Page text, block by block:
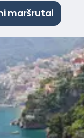
maršrutai